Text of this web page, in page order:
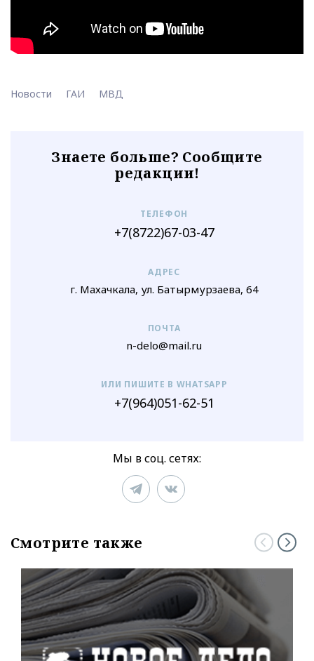
Новости ГАИ МВД
Знаете больше? Сообщите
редакции!
ТЕЛЕФОН
+7(8722)67-03-47
АДРЕС
г. Махачкала, ул. Батырмурзаева, 64
ПОЧТА
n-delo@mail.ru
ИЛИ ПИШИТЕ В WHATSAPP
+7(964)051-62-51
Мы в соц. сетях:
Смотрите также